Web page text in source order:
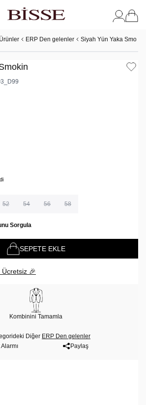
ERP Den gelenler Siyah Yün Yaka Smokin
52 54 56 58
Sorgula
SEPETE EKLE
🎉
Kombinini Tamamla
Diğer ERP Den gelenler
Alarmı
Paylaş